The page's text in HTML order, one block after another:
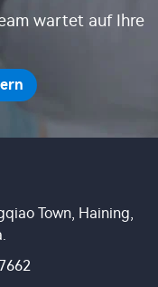
wartet auf Ihre
Town, Haining,